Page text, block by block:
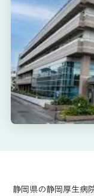
静岡県の静岡厚生病